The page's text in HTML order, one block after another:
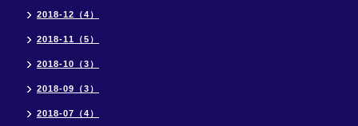
2018-12（4）
2018-11（5）
2018-10（3）
2018-09（3）
2018-07（4）